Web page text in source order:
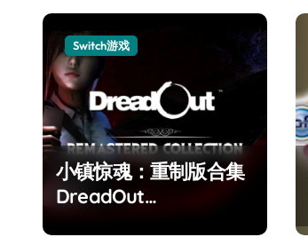
Switch游戏
小镇惊魂：重制版合集
DreadOut
Remastered